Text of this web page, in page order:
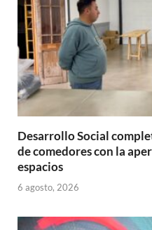
Desarrollo Social
de comedores con la
espacios
6 agosto, 2026